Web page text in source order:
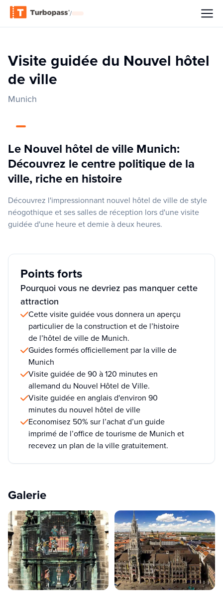
/
Visite guidée du Nouvel hôtel
de ville
Munich
Le Nouvel hôtel de ville Munich:
Découvrez le centre politique de la
ville, riche en histoire
Découvrez l'impressionnant nouvel hôtel de ville de style
néogothique et ses salles de réception lors d'une visite
guidée d'une heure et demie à deux heures.
Points forts
Pourquoi vous ne devriez pas manquer cette
attraction
Cette visite guidée vous donnera un aperçu
particulier de la construction et de l’histoire
de l’hôtel de ville de Munich.
Guides formés officiellement par la ville de
Munich
Visite guidée de 90 à 120 minutes en
allemand du Nouvel Hôtel de Ville.
Visite guidée en anglais d'environ 90
minutes du nouvel hôtel de ville
Economisez 50% sur l’achat d’un guide
imprimé de l’office de tourisme de Munich et
recevez un plan de la ville gratuitement.
Galerie